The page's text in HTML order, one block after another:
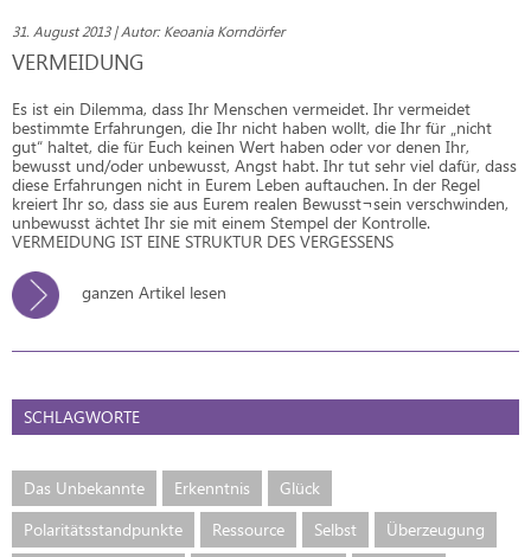
31. August 2013 | Autor: Keoania Korndörfer
VERMEIDUNG
Es ist ein Dilemma, dass Ihr Menschen vermeidet. Ihr vermeidet
bestimmte Erfahrungen, die Ihr nicht haben wollt, die Ihr für „nicht
gut“ haltet, die für Euch keinen Wert haben oder vor denen Ihr,
bewusst und/oder unbewusst, Angst habt. Ihr tut sehr viel dafür, dass
diese Erfahrungen nicht in Eurem Leben auftauchen. In der Regel
kreiert Ihr so, dass sie aus Eurem realen Bewusst¬sein verschwinden,
unbewusst ächtet Ihr sie mit einem Stempel der Kontrolle.
VERMEIDUNG IST EINE STRUKTUR DES VERGESSENS
ganzen Artikel lesen
SCHLAGWORTE
Das Unbekannte Erkenntnis
Glück
Polaritätsstandpunkte
Ressource Selbst
Überzeugung